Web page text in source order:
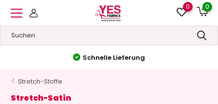
0 0
Hohe Qualität&Niedrige Preise
Stretch-Stoffe
Stretch-Satin